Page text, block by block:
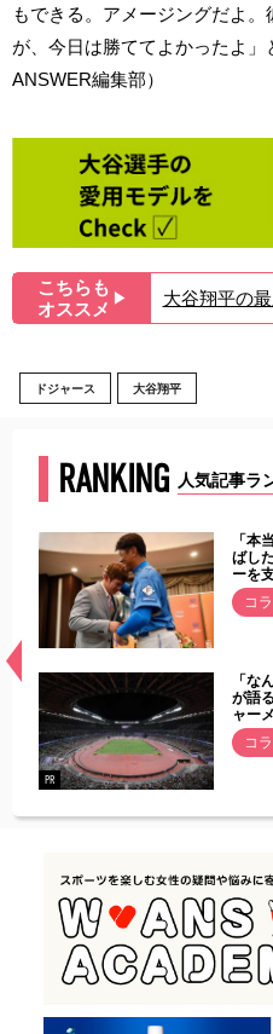
もできる。アメージングだよ
が、今日は勝ててよかったよ
ANSWER編集部）
こちらも
オススメ ▶︎ 大谷翔平の
ドジャース 大谷翔平
RANKING 人気記事ラ
常
「本
ばし
ーを
コ
PR
「な
が語
ャー
コ